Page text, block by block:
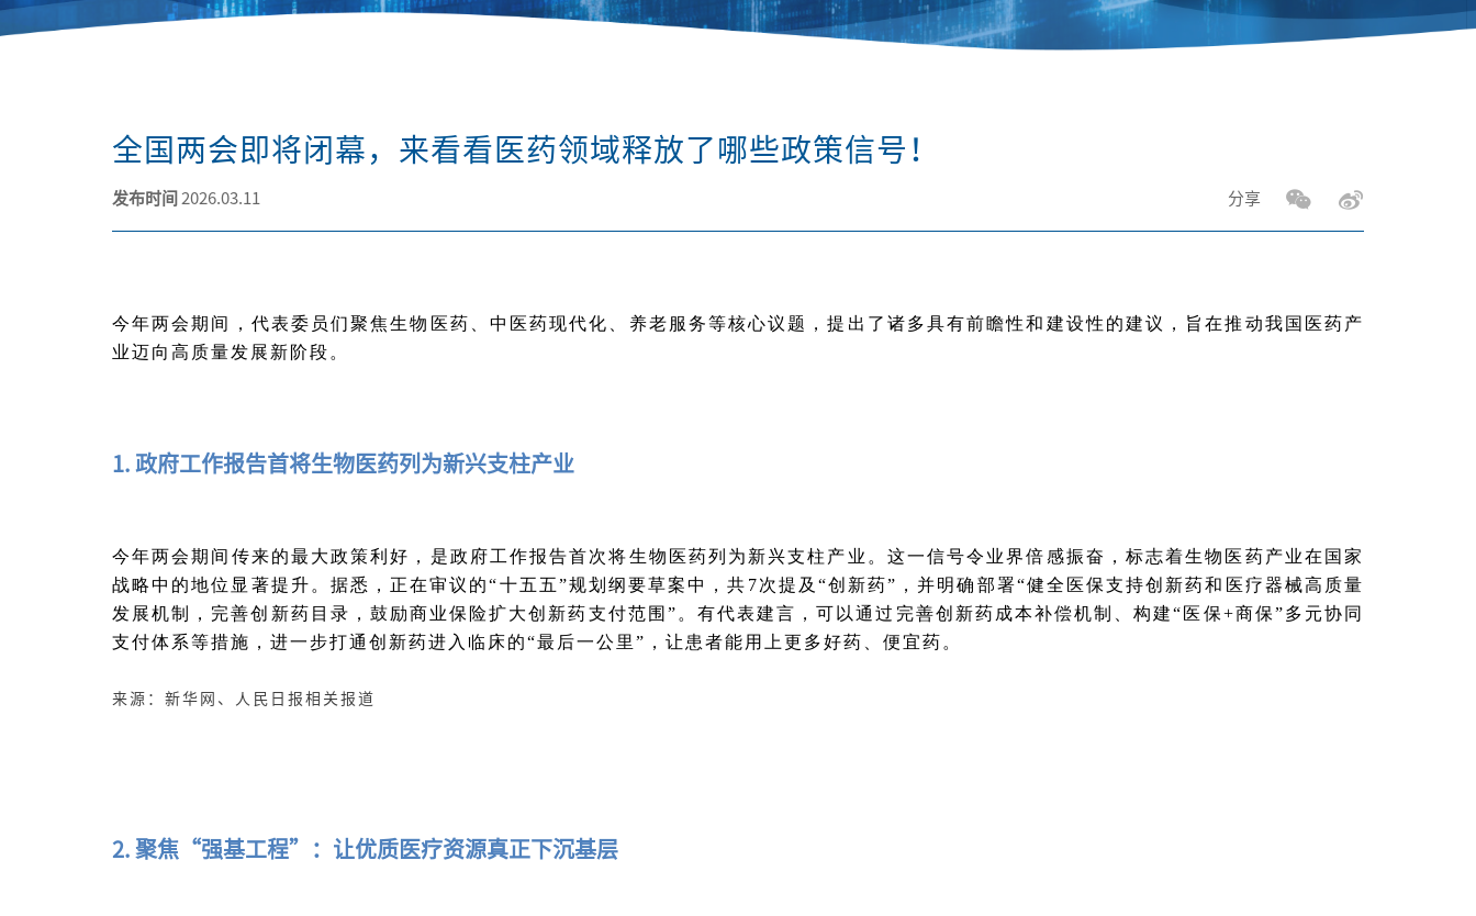
全国两会即将闭幕，来看看医药领域释放了哪些政策信号！
发布时间 2026.03.11 分享
今年两会期间，代表委员们聚焦生物医药、中医药现代化、养老服务等核心议题，提出了诸多具有前瞻性和建设性的建议，旨在推动我国医药产
业迈向高质量发展新阶段。
1. 政府工作报告首将生物医药列为新兴支柱产业
今年两会期间传来的最大政策利好，是政府工作报告首次将生物医药列为新兴支柱产业。这一信号令业界倍感振奋，标志着生物医药产业在国家
战略中的地位显著提升。据悉，正在审议的“十五五”规划纲要草案中，共7次提及“创新药”，并明确部署“健全医保支持创新药和医疗器械高质量
发展机制，完善创新药目录，鼓励商业保险扩大创新药支付范围”。有代表建言，可以通过完善创新药成本补偿机制、构建“医保+商保”多元协同
支付体系等措施，进一步打通创新药进入临床的“最后一公里”，让患者能用上更多好药、便宜药。
来源：新华网、人民日报相关报道
2. 聚焦“强基工程”：让优质医疗资源真正下沉基层